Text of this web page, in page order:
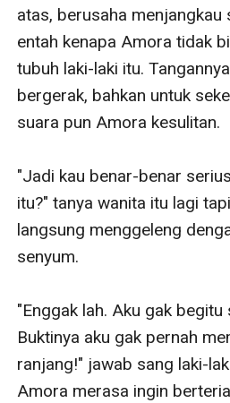
& IMPOSSIBLE WIFE
atas, berusaha menjangkau
entah kenapa Amora tidak
tubuh laki-laki itu.
bergerak, bahkan untuk
suara pun Amora kesulitan.
"Jadi kau benar-benar
itu?" tanya wanita itu lagi
langsung menggeleng
senyum.
"Enggak lah. Aku gak begitu
Buktinya aku gak pernah
ranjang!" jawab sang laki-
Amora merasa ingin